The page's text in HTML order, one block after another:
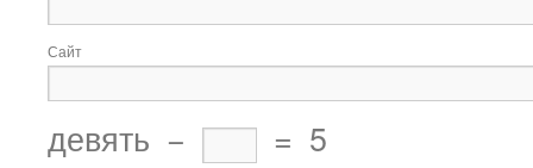
Сайт
девять − = 5